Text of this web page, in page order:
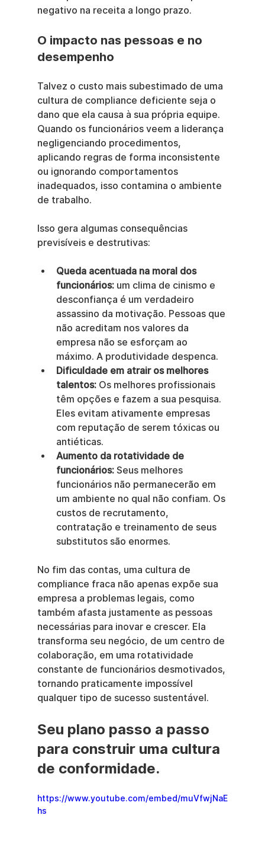
negativo na receita a longo prazo.
O impacto nas pessoas e no
desempenho
Talvez o custo mais subestimado de uma
cultura de compliance deficiente seja o
dano que ela causa à sua própria equipe.
Quando os funcionários veem a liderança
negligenciando procedimentos,
aplicando regras de forma inconsistente
ou ignorando comportamentos
inadequados, isso contamina o ambiente
de trabalho.
Isso gera algumas consequências
previsíveis e destrutivas:
Queda acentuada na moral dos
funcionários: um clima de cinismo e
desconfiança é um verdadeiro
assassino da motivação. Pessoas que
não acreditam nos valores da
empresa não se esforçam ao
máximo. A produtividade despenca.
Dificuldade em atrair os melhores
talentos: Os melhores profissionais
têm opções e fazem a sua pesquisa.
Eles evitam ativamente empresas
com reputação de serem tóxicas ou
antiéticas.
Aumento da rotatividade de
funcionários: Seus melhores
funcionários não permanecerão em
um ambiente no qual não confiam. Os
custos de recrutamento,
contratação e treinamento de seus
substitutos são enormes.
No fim das contas, uma cultura de
compliance fraca não apenas expõe sua
empresa a problemas legais, como
também afasta justamente as pessoas
necessárias para inovar e crescer. Ela
transforma seu negócio, de um centro de
colaboração, em uma rotatividade
constante de funcionários desmotivados,
tornando praticamente impossível
qualquer tipo de sucesso sustentável.
Seu plano passo a passo
para construir uma cultura
de conformidade.
https://www.youtube.com/embed/muVfwjNaE
hs